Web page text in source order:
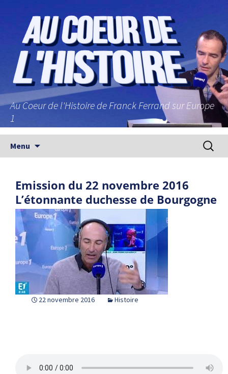
Au Coeur de l'Histoire de Franck Ferrand sur Europe
1
Menu
Emission du 22 novembre 2016
L’étonnante duchesse de Bourgogne
22 novembre 2016 Histoire